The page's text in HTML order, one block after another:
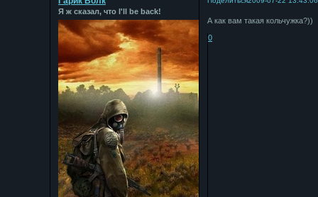
Я ж сказал, что I'll be back!
А как вам такая кольчужка?))
0